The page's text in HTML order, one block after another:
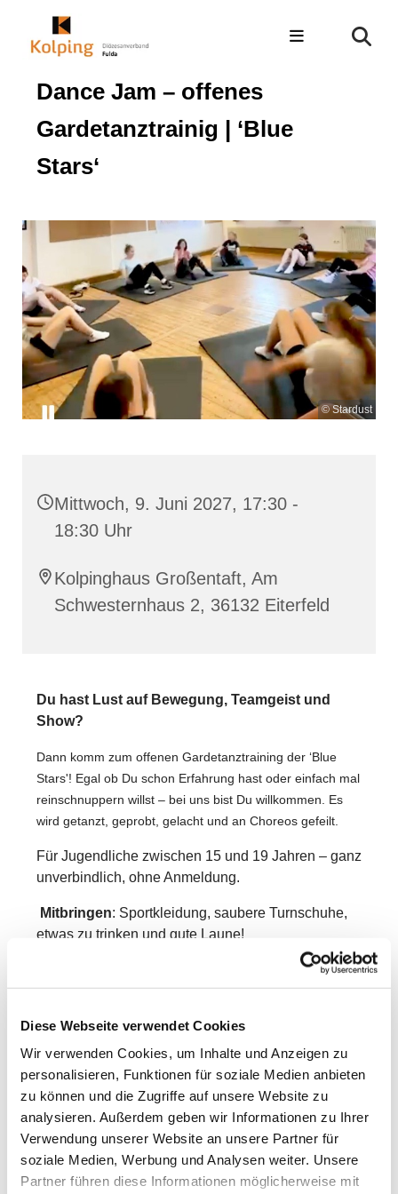
Diese Webseite verwendet Cookies
Wir verwenden Cookies, um Inhalte und Anzeigen zu
personalisieren, Funktionen für soziale Medien anbieten
zu können und die Zugriffe auf unsere Website zu
analysieren. Außerdem geben wir Informationen zu Ihrer
Verwendung unserer Website an unsere Partner für
soziale Medien, Werbung und Analysen weiter. Unsere
Partner führen diese Informationen möglicherweise mit
Dance Jam – offenes
Gardetanztrainig | ‘Blue
Stars‘
© Stardust
Mittwoch, 9. Juni 2027, 17:30 -
18:30 Uhr
Kolpinghaus Großentaft, Am
Schwesternhaus 2, 36132 Eiterfeld
Du hast Lust auf Bewegung, Teamgeist und
Show?
Dann komm zum offenen Gardetanztraining der ‘Blue
Stars'! Egal ob Du schon Erfahrung hast oder einfach mal
reinschnuppern willst – bei uns bist Du willkommen. Es
wird getanzt, geprobt, gelacht und an Choreos gefeilt.
Für Jugendliche zwischen 15 und 19 Jahren – ganz
unverbindlich, ohne Anmeldung.
Mitbringen: Sportkleidung, saubere Turnschuhe,
etwas zu trinken und gute Laune!
bluestars@fck-grossentaft.de
Wir freuen uns auf Dich!